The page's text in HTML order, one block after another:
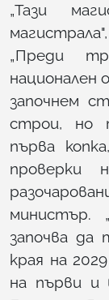
„Тази
„Преди
национален
започнем
строи, но
първа
проверки
министър.
започва да
края на
на първи и